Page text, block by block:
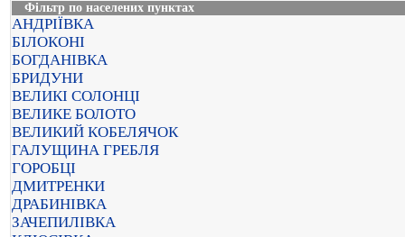
Фільтр по населених пунктах
АНДРІЇВКА
БІЛОКОНІ
БОГДАНІВКА
БРИДУНИ
ВЕЛИКІ СОЛОНЦІ
ВЕЛИКЕ БОЛОТО
ВЕЛИКИЙ КОБЕЛЯЧОК
ГАЛУЩИНА ГРЕБЛЯ
ГОРОБЦІ
ДМИТРЕНКИ
ДРАБИНІВКА
ЗАЧЕПИЛІВКА